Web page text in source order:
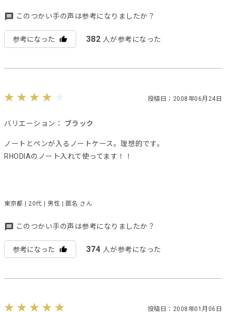
このつかい手の声は参考になりましたか？
参考になった 382 人が参考になった
投稿日：2008年06月24日
バリエーション： ブラック
ノートとペンが入るノートケース。理想的です。
RHODIAのノート入れて使ってます！！
東京都 | 20代 | 男性 | 匿名 さん
このつかい手の声は参考になりましたか？
参考になった 374 人が参考になった
投稿日：2008年01月06日